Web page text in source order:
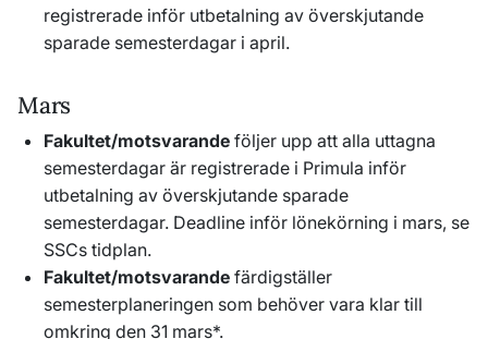
registrerade inför utbetalning av överskjutande
sparade semesterdagar i april.
Mars
Fakultet/motsvarande följer upp att alla uttagna
semesterdagar är registrerade i Primula inför
utbetalning av överskjutande sparade
semesterdagar. Deadline inför lönekörning i mars, se
SSCs tidplan.
Fakultet/motsvarande färdigställer
semesterplaneringen som behöver vara klar till
omkring den 31 mars*.